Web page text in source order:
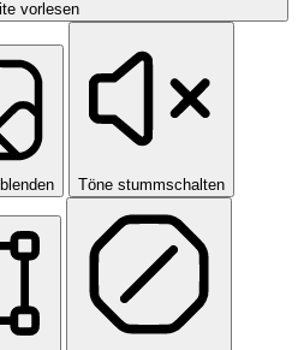
vorlesen
Töne stummschalten